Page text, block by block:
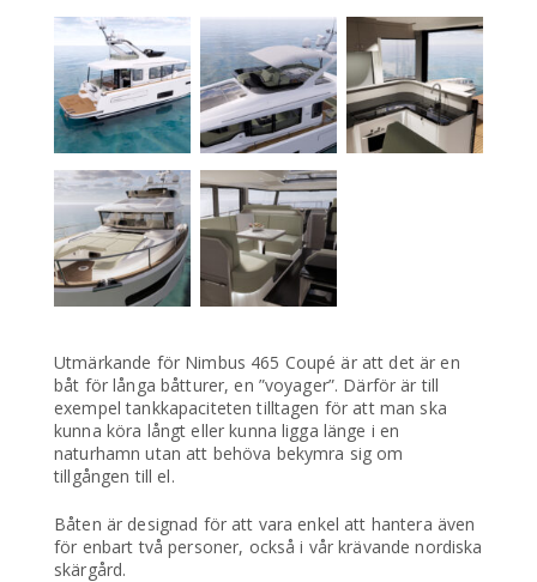
Utmärkande för Nimbus 465 Coupé är att det är en
båt för långa båtturer, en ”voyager”. Därför är till
exempel tankkapaciteten tilltagen för att man ska
kunna köra långt eller kunna ligga länge i en
naturhamn utan att behöva bekymra sig om
tillgången till el.
Båten är designad för att vara enkel att hantera även
för enbart två personer, också i vår krävande nordiska
skärgård.